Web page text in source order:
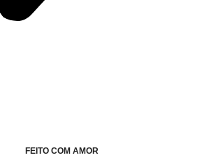
FEITO COM AMOR